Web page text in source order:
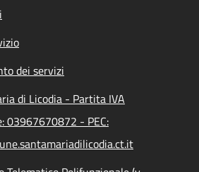
dei servizi
di Licodia - Partita IVA
03967670872 - PEC: